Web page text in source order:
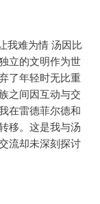
我难为情 汤因比
立的文明作为世
了年轻时无比重
之间因互动与交
在雷德菲尔德和
移。这是我与汤
流却未深刻探讨